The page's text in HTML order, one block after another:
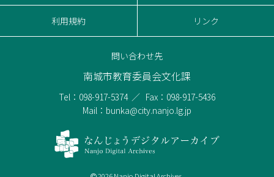
利用規約 リンク
問い合わせ先
南城市教育委員会文化課
Tel：098-917-5374
Fax：098-917-5436
Mail：bunka@city.nanjo.lg.jp